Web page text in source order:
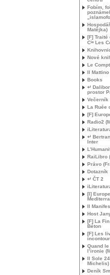
Fobím,
Matějka)
[F] Traité
Cie Les
Nové
Le
Il
Books
↵
prostor
Večerník
La Ruée
[F]
Radio2
↵
Inter
RaiLibro
Právo
Dotazník
↵ ČT 2
[I]
Il
Host
[F] La
Béton
[F] Les
Quand
l’ironie
Il Sole
Michelis)
Deník